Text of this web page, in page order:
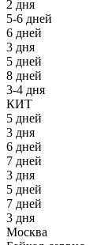
2 дня
5-6 дней
6 дней
3 дня
5 дней
8 дней
3-4 дня
КИТ
5 дней
3 дня
6 дней
7 дней
3 дня
5 дней
7 дней
3 дня
Москва